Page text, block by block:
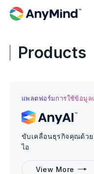
Products
แพลตฟอร์มการใช้ข้อมูล
ขับเคลื่อนธุรกิจคุณด้ว
ไอ
View More